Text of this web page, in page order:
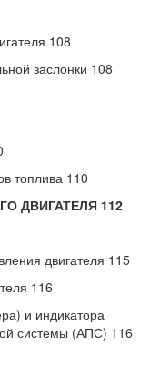
108
заслонки 108
топлива 110
ДВИГАТЕЛЯ 112
двигателя 115
116
и индикатора
системы (АПС) 116